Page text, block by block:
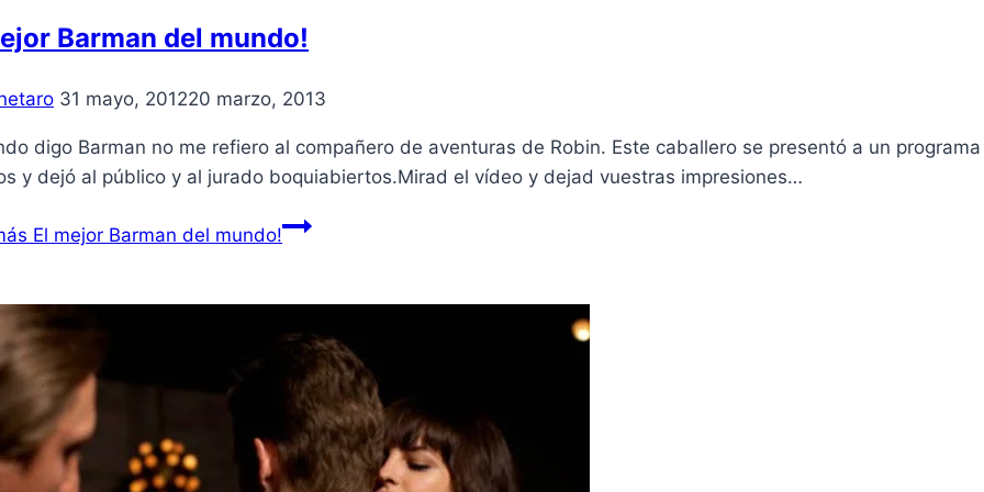
Barman del mundo!
31 mayo, 201220 marzo, 2013
digo Barman no me refiero al compañero de aventuras de Robin. Este caballero se presentó a un
y dejó al público y al jurado boquiabiertos.Mirad el ví­deo y dejad vuestras impresiones…
El mejor Barman del mundo!